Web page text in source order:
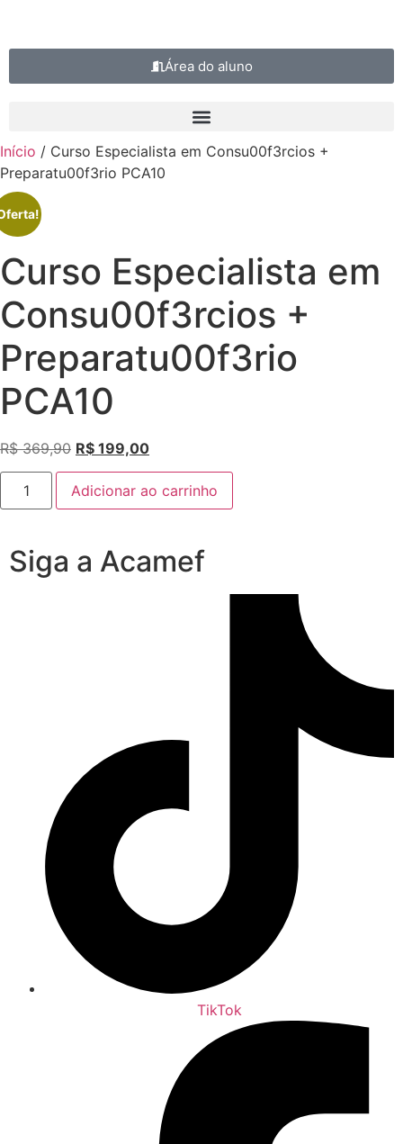
Área do aluno
Início / Curso Especialista em Consu00f3rcios +
Preparatu00f3rio PCA10
Curso Especialista em
Consu00f3rcios +
Preparatu00f3rio
PCA10
R$369,90 R$ 199,00
Adicionar ao carrinho
Siga a Acamef
TikTok